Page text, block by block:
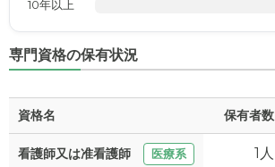
10年以上
専門資格の保有状況
資格名 保有者数
看護師又は准看護師 医療系 1人